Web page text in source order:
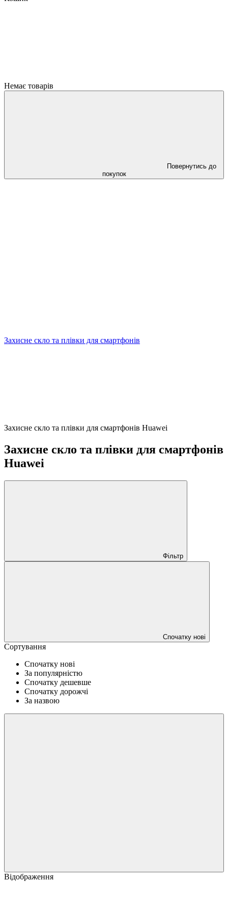
Немає товарів
Повернутись до
покупок
Захисне скло та плівки для смартфонів
Захисне скло та плівки для смартфонів Huawei
Захисне скло та плівки для смартфонів
Huawei
Фільтр
Спочатку нові
Сортування
Спочатку нові
За популярністю
Спочатку дешевше
Спочатку дорожчі
За назвою
Відображення